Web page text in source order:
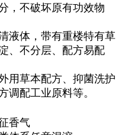
，不破坏原有功效物
液体，带有重楼特有草
、不分层、配方易配
用草本配方、抑菌洗护
调配工业原料等。
香气